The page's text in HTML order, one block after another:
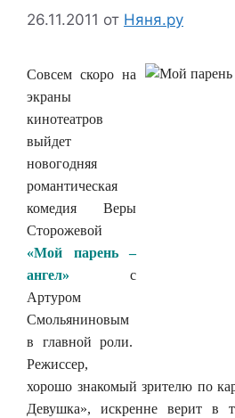
26.11.2011 от Няня.ру
Совсем скоро на
экраны
кинотеатров
выйдет
новогодняя
романтическая
комедия Веры
Сторожевой
«Мой парень –
ангел»
с
Артуром
Смольяниновым
в главной роли.
Режиссер,
хорошо знакомый зрителю по
Девушка», искренне верит в